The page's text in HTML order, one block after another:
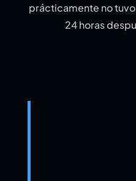
prácticamente no
24 horas